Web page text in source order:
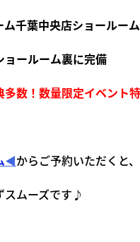
千葉中央店ショールーム
ルーム裏に完備
多数！数量限定イベント
◀からご予約いただくと、
スムーズです♪